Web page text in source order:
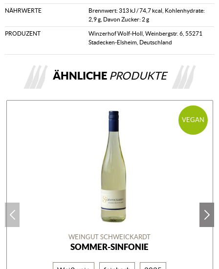
NÄHRWERTE
Brennwert: 313 kJ / 74,7 kcal, Kohlenhydrate:
2,9 g, Davon Zucker: 2 g
PRODUZENT
Winzerhof Wolf-Holl, Weinbergstr. 6, 55271
Stadecken-Elsheim, Deutschland
ÄHNLICHE PRODUKTE
VEGAN
WEINGUT SCHWEICKARDT
SOMMER-SINFONIE